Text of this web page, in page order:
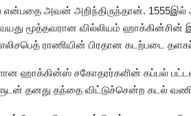
அவன் அறிந்திருந்தான். 1555இல்
வயது மூத்தவரான வில்லியம்
ராணியின் பிரதான கடற்படை
சகோதரர்களின் கப்பல்
தனது தந்தை விட்டுச்சென்ற கடல்